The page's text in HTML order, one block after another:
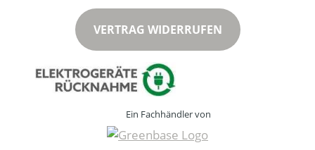
VERTRAG WIDERRUFEN
Ein Fachhändler von